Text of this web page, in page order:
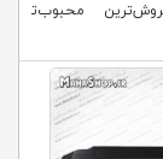
محبوب‌ترین